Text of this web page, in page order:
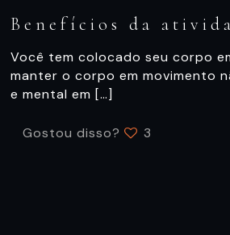
Benefícios da
Você tem colocado seu corpo
manter o corpo em movimento
e mental em […]
Gostou disso? 3